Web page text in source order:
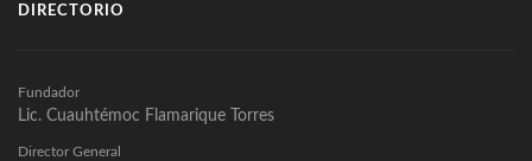
DIRECTORIO
Fundador
Lic. Cuauhtémoc Flamarique Torres
Director General